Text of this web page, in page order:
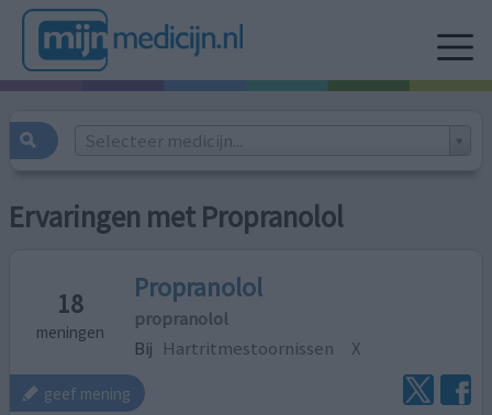
Selecteer medicijn...
Ervaringen met Propranolol
18
meningen
Propranolol
propranolol
Bij Hartritmestoornissen X
geef mening